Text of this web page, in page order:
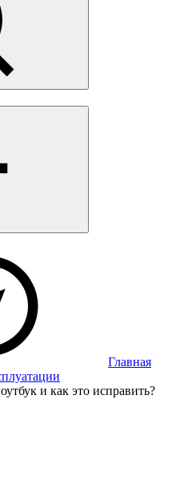
Главная
и как это исправить?